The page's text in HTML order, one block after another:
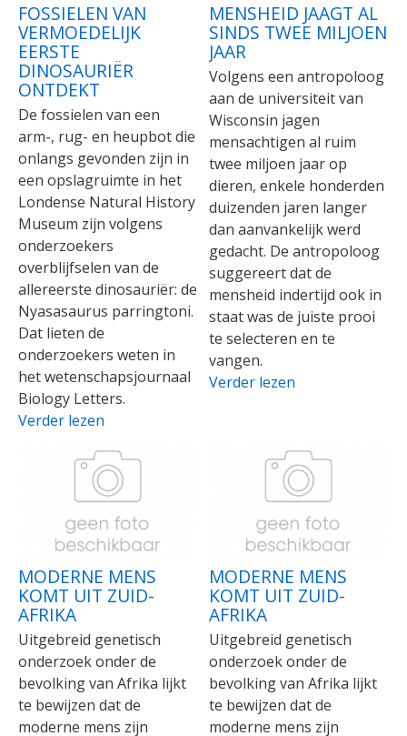
FOSSIELEN VAN
VERMOEDELIJK
EERSTE
DINOSAURIËR
ONTDEKT
De fossielen van een
arm-, rug- en heupbot die
onlangs gevonden zijn in
een opslagruimte in het
Londense Natural History
Museum zijn volgens
onderzoekers
overblijfselen van de
allereerste dinosauriër: de
Nyasasaurus parringtoni.
Dat lieten de
onderzoekers weten in
het wetenschapsjournaal
Biology Letters.
Verder lezen
MENSHEID JAAGT AL
SINDS TWEE MILJOEN
JAAR
Volgens een antropoloog
aan de universiteit van
Wisconsin jagen
mensachtigen al ruim
twee miljoen jaar op
dieren, enkele honderden
duizenden jaren langer
dan aanvankelijk werd
gedacht. De antropoloog
suggereert dat de
mensheid indertijd ook in
staat was de juiste prooi
te selecteren en te
vangen.
Verder lezen
MODERNE MENS
KOMT UIT ZUID-
AFRIKA
Uitgebreid genetisch
onderzoek onder de
bevolking van Afrika lijkt
te bewijzen dat de
moderne mens zijn
MODERNE MENS
KOMT UIT ZUID-
AFRIKA
Uitgebreid genetisch
onderzoek onder de
bevolking van Afrika lijkt
te bewijzen dat de
moderne mens zijn